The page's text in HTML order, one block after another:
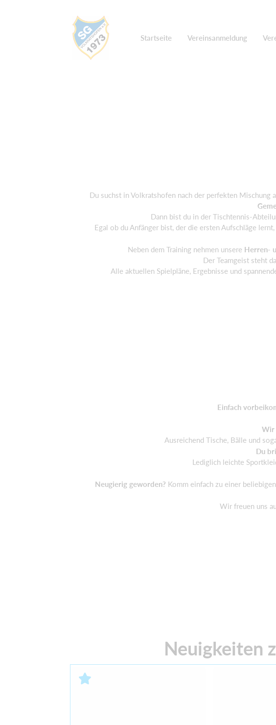
Startseite Vereinsanmeldung
Du suchst in Volkratshofen nach der perfekten Mischung
Dann bist du in der Tischtennis-
Egal ob du Anfänger bist, der die ersten Aufschläge
Neben dem Training nehmen unsere Herren-
Der Teamgeist steht
Alle aktuellen Spielpläne, Ergebnisse und
Einfach
Wir
Ausreichend Tische, Bälle und
Du
Lediglich leichte
Neugierig geworden? Komm einfach zu einer
Wir freuen uns
Neuigkeiten